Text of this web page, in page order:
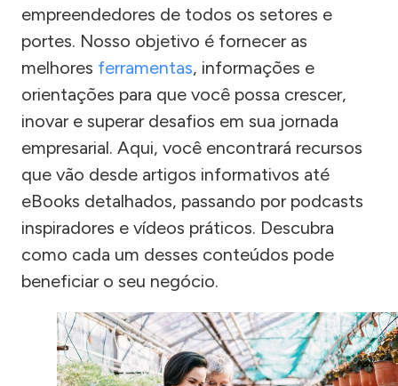
empreendedores de todos os setores e
portes. Nosso objetivo é fornecer as
melhores ferramentas, informações e
orientações para que você possa crescer,
inovar e superar desafios em sua jornada
empresarial. Aqui, você encontrará recursos
que vão desde artigos informativos até
eBooks detalhados, passando por podcasts
inspiradores e vídeos práticos. Descubra
como cada um desses conteúdos pode
beneficiar o seu negócio.